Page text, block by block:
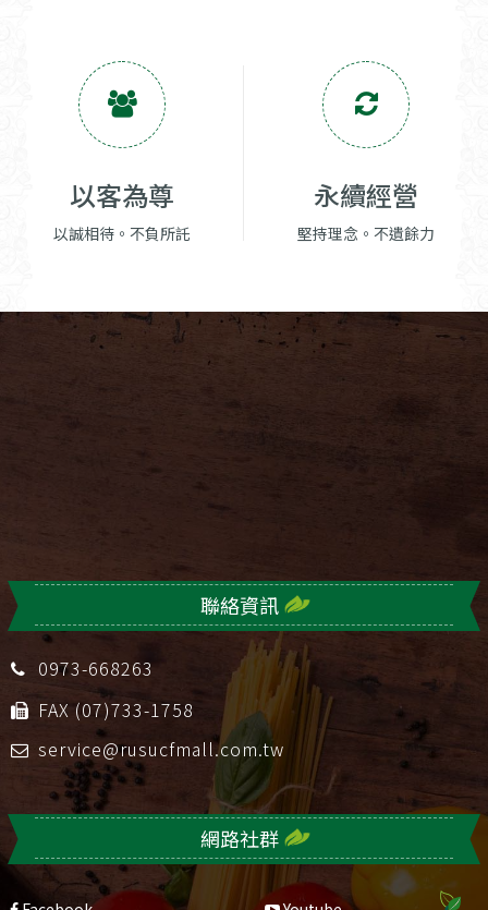
以客為尊
以誠相待。不負所託
永續經營
堅持理念。不遺餘力
聯絡資訊
0973-668263
FAX (07)733-1758
service@rusucfmall.com.tw
網路社群